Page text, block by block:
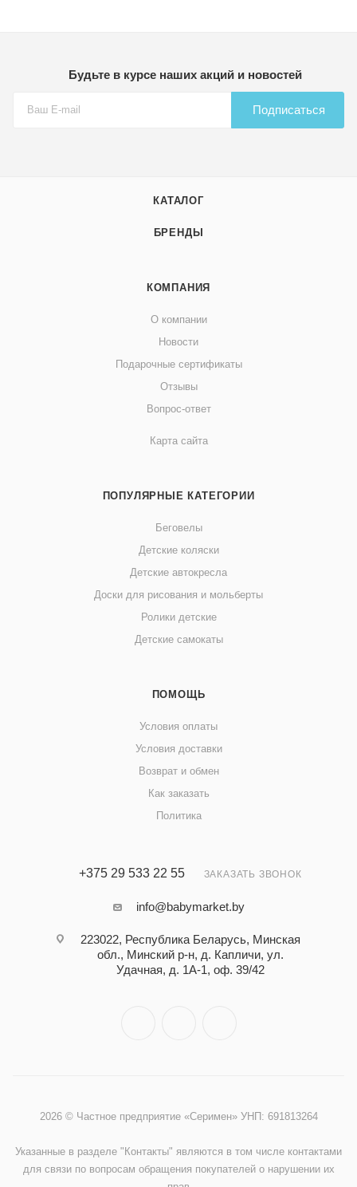
Будьте в курсе наших акций и новостей
Подписаться
КАТАЛОГ
БРЕНДЫ
КОМПАНИЯ
О компании
Новости
Подарочные сертификаты
Отзывы
Вопрос-ответ
Карта сайта
ПОПУЛЯРНЫЕ КАТЕГОРИИ
Беговелы
Детские коляски
Детские автокресла
Доски для рисования и мольберты
Ролики детские
Детские самокаты
ПОМОЩЬ
Условия оплаты
Условия доставки
Возврат и обмен
Как заказать
Политика
+375 29 533 22 55 ЗАКАЗАТЬ ЗВОНОК
info@babymarket.by
223022, Республика Беларусь, Минская
обл., Минский р-н, д. Капличи, ул.
Удачная, д. 1А-1, оф. 39/42
2026 © Частное предприятие «Серимен» УНП: 691813264
Указанные в разделе "Контакты" являются в том числе контактами
для связи по вопросам обращения покупателей о нарушении их